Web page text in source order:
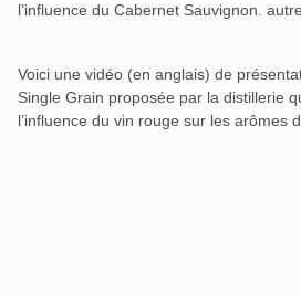
l’influence du Cabernet Sauvignon.
Voici une vidéo (en anglais) de
Single Grain proposée par la distillerie
l’influence du vin rouge sur les arômes